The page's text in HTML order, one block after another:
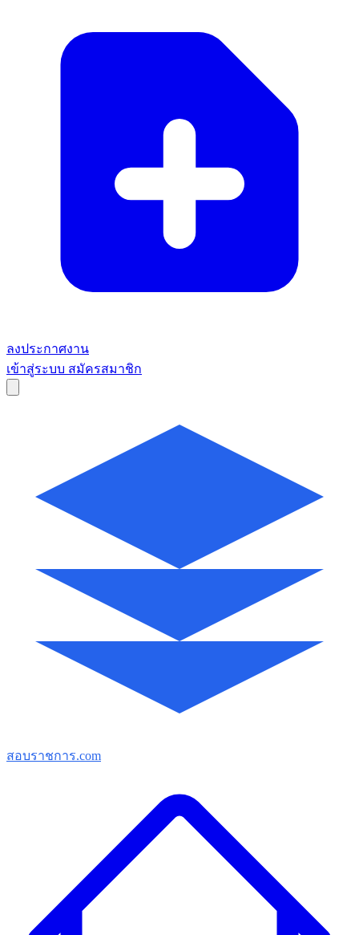
ลงประกาศงาน
เข้าสู่ระบบ สมัครสมาชิก
สอบราชการ.com